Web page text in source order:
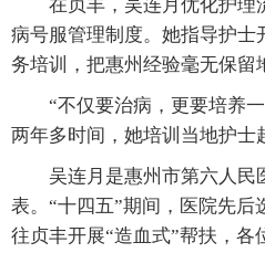
在贞丰，吴连月优化护理
病号服管理制度。她指导护士
务培训，把惠州经验毫无保留
“不仅要治病，更要培养一
两年多时间，她培训当地护士
吴连月是惠州市第六人民
表。“十四五”期间，医院先后
往贞丰开展“造血式”帮扶，各